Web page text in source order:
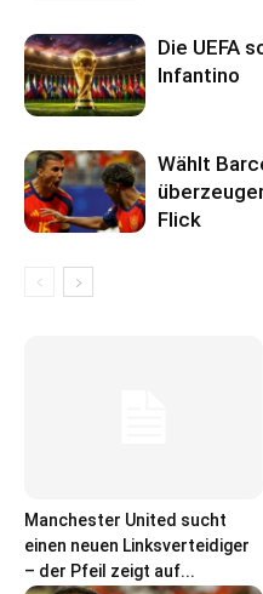
Die UEFA
Infantino
Wählt
Flick
Manchester United sucht
einen neuen Linksverteidiger
– der Pfeil zeigt auf...